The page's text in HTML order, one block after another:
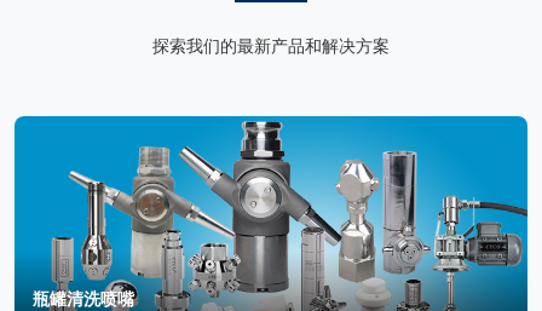
探索我们的最新产品和解决方案
瓶罐清洗喷嘴